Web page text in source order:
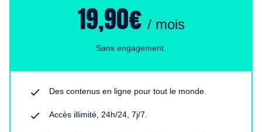
19,90€ / mois
Sans engagement.
Des contenus en ligne pour tout le monde.
Accès illimité, 24h/24, 7j/7.